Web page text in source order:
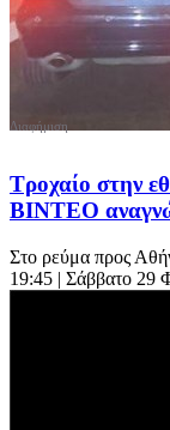
Τροχαίο στην
ΒΙΝΤΕΟ
Στο ρεύμα προς
19:45 | Σάββατο 29